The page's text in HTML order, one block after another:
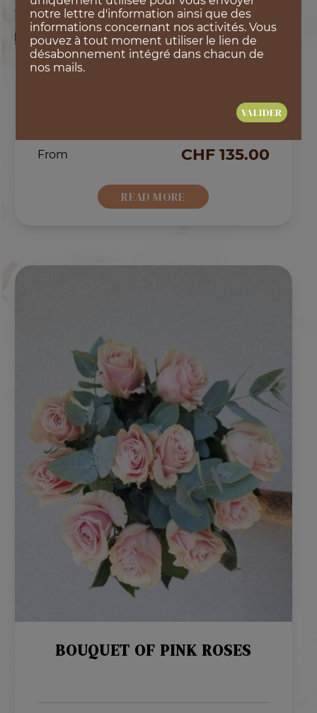
From CHF135.00
READ MORE
BOUQUET OF PINK ROSES
notre lettre d'information ainsi que des
informations concernant nos activités. Vous
pouvez à tout moment utiliser le lien de
désabonnement intégré dans chacun de
nos mails.